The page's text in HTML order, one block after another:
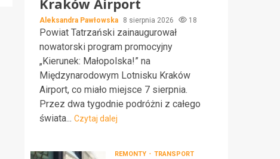
Kraków Airport
Aleksandra Pawłowska 8 sierpnia 2026 18
Powiat Tatrzański zainaugurował
nowatorski program promocyjny
„Kierunek: Małopolska!” na
Międzynarodowym Lotnisku Kraków
Airport, co miało miejsce 7 sierpnia.
Przez dwa tygodnie podróżni z całego
świata... Czytaj dalej
REMONTY TRANSPORT